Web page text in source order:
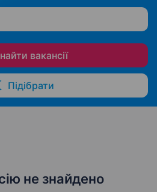
вакансії
Підібрати
не знайдено